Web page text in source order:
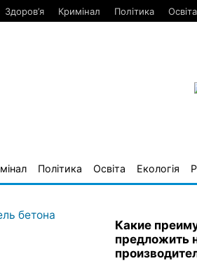
Здоров’я Кримінал Політика Освіта
Політика Освіта Екологія
Какие
предложить